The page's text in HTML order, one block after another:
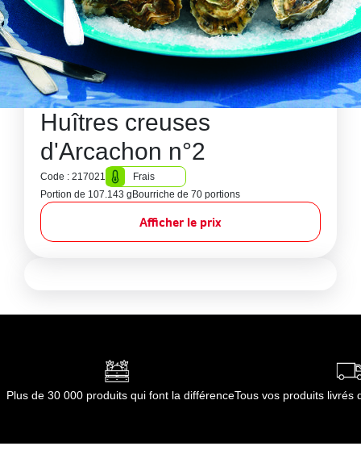
Huîtres creuses
d'Arcachon n°2
Code : 217021
Frais
Portion de 107.143 g Bourriche de 70 portions
Afficher le prix
Plus de 30 000 produits qui font la différenceTous vos produits livrés